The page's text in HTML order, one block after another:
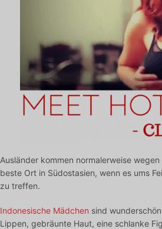
Ausländer kommen normalerweise
beste Ort in Südostasien, wenn es ums
zu treffen.
Indonesische Mädchen sind
Lippen, gebräunte Haut, eine schlanke